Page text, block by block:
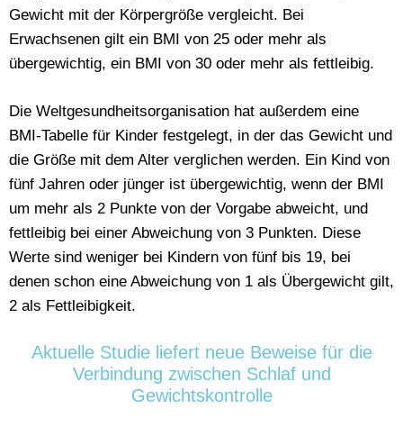
Gewicht mit der Körpergröße vergleicht. Bei
Erwachsenen gilt ein BMI von 25 oder mehr als
übergewichtig, ein BMI von 30 oder mehr als fettleibig.
Die Weltgesundheitsorganisation hat außerdem eine
BMI-Tabelle für Kinder festgelegt, in der das Gewicht und
die Größe mit dem Alter verglichen werden. Ein Kind von
fünf Jahren oder jünger ist übergewichtig, wenn der BMI
um mehr als 2 Punkte von der Vorgabe abweicht, und
fettleibig bei einer Abweichung von 3 Punkten. Diese
Werte sind weniger bei Kindern von fünf bis 19, bei
denen schon eine Abweichung von 1 als Übergewicht gilt,
2 als Fettleibigkeit.
Aktuelle Studie liefert neue Beweise für die
Verbindung zwischen Schlaf und
Gewichtskontrolle